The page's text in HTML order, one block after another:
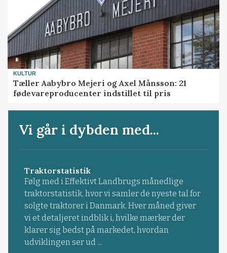
KULTUR
Tæller Aabybro Mejeri og Axel Månsson: 21
fødevareproducenter indstillet til pris
Vi går i dybden med...
Traktorstatistik
Følg med i Effektivt Landbrugs månedlige
traktorstatistik, hvor vi samler de nyeste tal for
solgte traktorer i Danmark. Hver måned giver
vi et detaljeret indblik i, hvilke mærker der
klarer sig bedst på markedet, hvordan
udviklingen ser ud ...